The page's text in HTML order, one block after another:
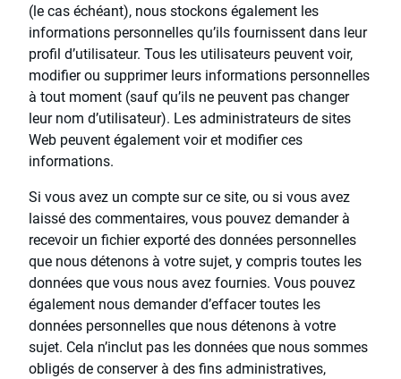
(le cas échéant), nous stockons également les
informations personnelles qu’ils fournissent dans leur
profil d’utilisateur. Tous les utilisateurs peuvent voir,
modifier ou supprimer leurs informations personnelles
à tout moment (sauf qu’ils ne peuvent pas changer
leur nom d’utilisateur). Les administrateurs de sites
Web peuvent également voir et modifier ces
informations.
Si vous avez un compte sur ce site, ou si vous avez
laissé des commentaires, vous pouvez demander à
recevoir un fichier exporté des données personnelles
que nous détenons à votre sujet, y compris toutes les
données que vous nous avez fournies. Vous pouvez
également nous demander d’effacer toutes les
données personnelles que nous détenons à votre
sujet. Cela n’inclut pas les données que nous sommes
obligés de conserver à des fins administratives,